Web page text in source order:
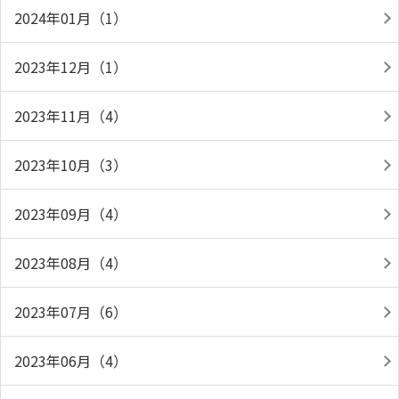
2024年01月（1）
2023年12月（1）
2023年11月（4）
2023年10月（3）
2023年09月（4）
2023年08月（4）
2023年07月（6）
2023年06月（4）